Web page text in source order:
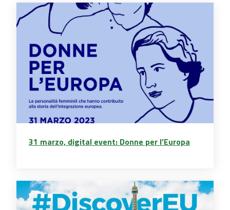
31 marzo, digital event: Donne per l’Europa